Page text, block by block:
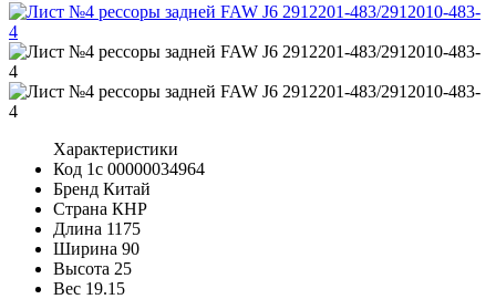
Характеристики
Код 1с 00000034964
Бренд Китай
Страна КНР
Длина 1175
Ширина 90
Высота 25
Вес 19.15